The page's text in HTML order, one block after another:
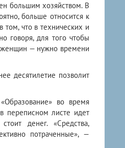
большим хозяйством. В
больше относится к
том, что в технических и
говоря, для того чтобы
женщин — нужно времени
десятилетие позволит
во время
переписном листе идет
денег. «Средства,
потраченные», —